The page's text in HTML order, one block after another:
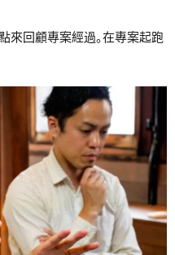
回顧專案經過。在專案起跑